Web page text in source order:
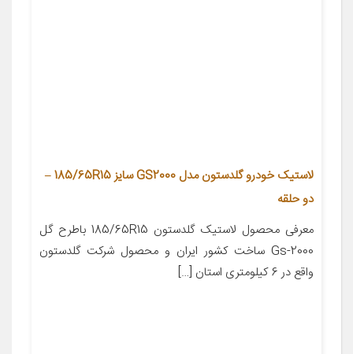
لاستیک خودرو گلدستون مدل GS2000 سایز 185/65R15 –
دو حلقه
معرفی محصول لاستیک گلدستون 185/65R15 باطرح گل
Gs-2000 ساخت کشور ایران و محصول شرکت گلدستون
واقع در 6 کیلومتری استان […]